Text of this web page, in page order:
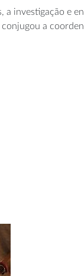
a investigação e
a